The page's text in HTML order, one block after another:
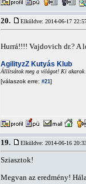
20. Elküldve: 2014-06-17
Hurrá!!!! Vajdovich dr.? A
AgilityzZ Kutyás Klub
Állítsátok meg a világot! Ki akarok
[válaszok erre: #21]
19. Elküldve: 2014-06-16
Sziasztok!
Megvan az eredmény!